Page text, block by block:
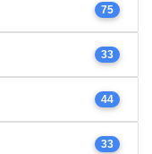
75
33
44
33